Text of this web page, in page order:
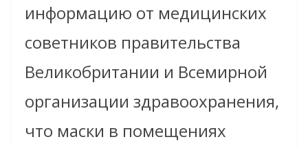
информацию от медицинских
советников правительства
Великобритании и Всемирной
организации здравоохранения,
что маски в помещениях